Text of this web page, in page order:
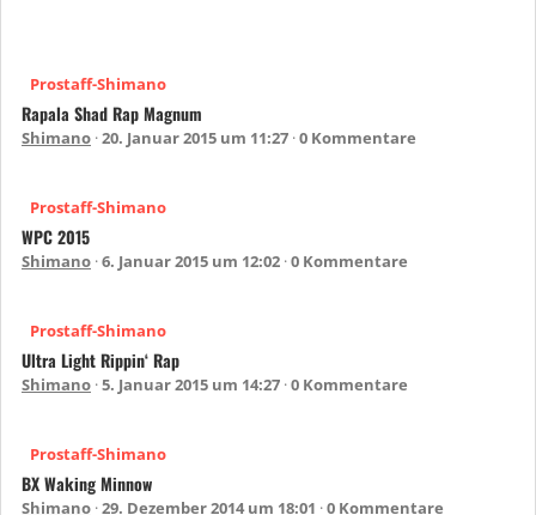
Prostaff-Shimano
Rapala Shad Rap Magnum
Shimano 20. Januar 2015 um 11:27 0 Kommentare
Prostaff-Shimano
WPC 2015
Shimano 6. Januar 2015 um 12:02 0 Kommentare
Prostaff-Shimano
Ultra Light Rippin‘ Rap
Shimano 5. Januar 2015 um 14:27 0 Kommentare
Prostaff-Shimano
BX Waking Minnow
Shimano 29. Dezember 2014 um 18:01 0 Kommentare